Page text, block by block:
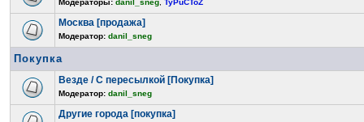
Модераторы: danil_sneg TyPuCToZ
Москва [продажа]
Модератор: danil_sneg
Покупка
Везде / С пересылкой [Покупка]
Модератор: danil_sneg
Другие города [покупка]